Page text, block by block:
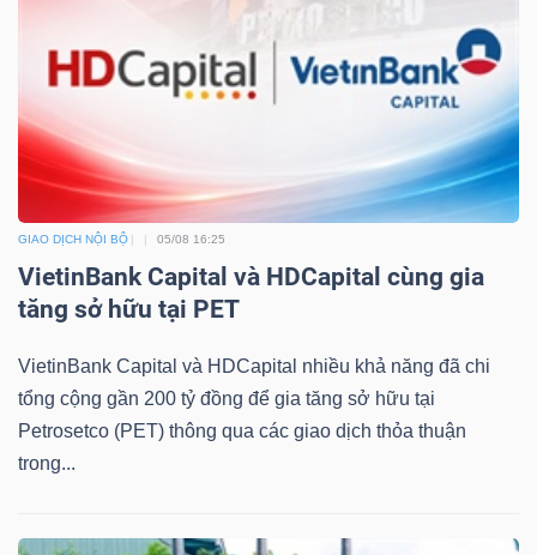
GIAO DỊCH NỘI BỘ 05/08 16:25
VietinBank Capital và HDCapital cùng gia
tăng sở hữu tại PET
VietinBank Capital và HDCapital nhiều khả năng đã chi
tổng cộng gần 200 tỷ đồng để gia tăng sở hữu tại
Petrosetco (PET) thông qua các giao dịch thỏa thuận
trong...
Lãnh
đạo
(-)
Tất cả Người nội bộ Người liên quan Cổ đông lớn
Tin
tức
(-)
Bài
viết
của